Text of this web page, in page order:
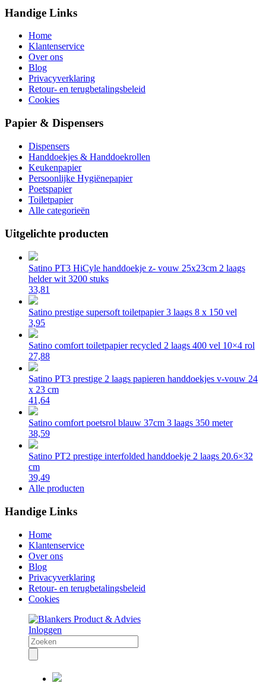
Handige Links
Home
Klantenservice
Over ons
Blog
Privacyverklaring
Retour- en terugbetalingsbeleid
Cookies
Papier & Dispensers
Dispensers
Handdoekjes & Handdoekrollen
Keukenpapier
Persoonlijke Hygiënepapier
Poetspapier
Toiletpapier
Alle categorieën
Uitgelichte producten
Satino PT3 HiCyle handdoekje z- vouw 25x23cm 2 laags
helder wit 3200 stuks
33,81
Satino prestige supersoft toiletpapier 3 laags 8 x 150 vel
3,95
Satino comfort toiletpapier recycled 2 laags 400 vel 10×4 rol
27,88
Satino PT3 prestige 2 laags papieren handdoekjes v-vouw 24
x 23 cm
41,64
Satino comfort poetsrol blauw 37cm 3 laags 350 meter
38,59
Satino PT2 prestige interfolded handdoekje 2 laags 20.6×32
cm
39,49
Alle producten
Handige Links
Home
Klantenservice
Over ons
Blog
Privacyverklaring
Retour- en terugbetalingsbeleid
Cookies
Inloggen